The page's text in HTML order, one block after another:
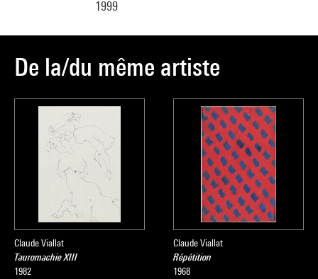
1999
De la/du même artiste
Claude Viallat
Tauromachie XIII
1982
Claude Viallat
Répétition
1968